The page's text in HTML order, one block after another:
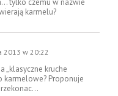
tylko czemu w nazwie
karmelu?
2013 w 20:22
„klasyczne kruche
karmelowe? Proponuje